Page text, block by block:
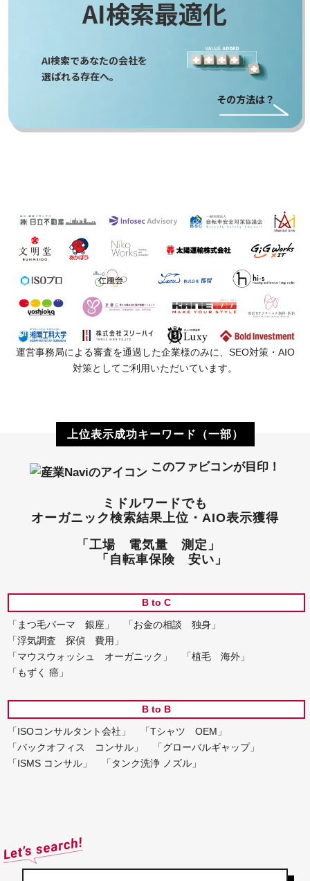
AI検索最適化
AI検索であなたの会社を
選ばれる存在へ。
その方法は？
運営事務局による審査を通過した企業様のみに、SEO対策・AIO
対策としてご利用いただいています。
上位表示成功キーワード（一部）
このファビコンが目印！
ミドルワードでも
オーガニック検索結果上位・AIO表示獲得
「工場 電気量 測定」
「自転車保険 安い」
B to C
「まつ毛パーマ 銀座」
「お金の相談 独身」
「浮気調査 探偵 費用」
「マウスウォッシュ オーガニック」
「植毛 海外」
「もずく 癌」
B to B
「ISOコンサルタント会社」
「Tシャツ OEM」
「バックオフィス コンサル」
「グローバルギャップ」
「ISMS コンサル」
「タンク洗浄 ノズル」